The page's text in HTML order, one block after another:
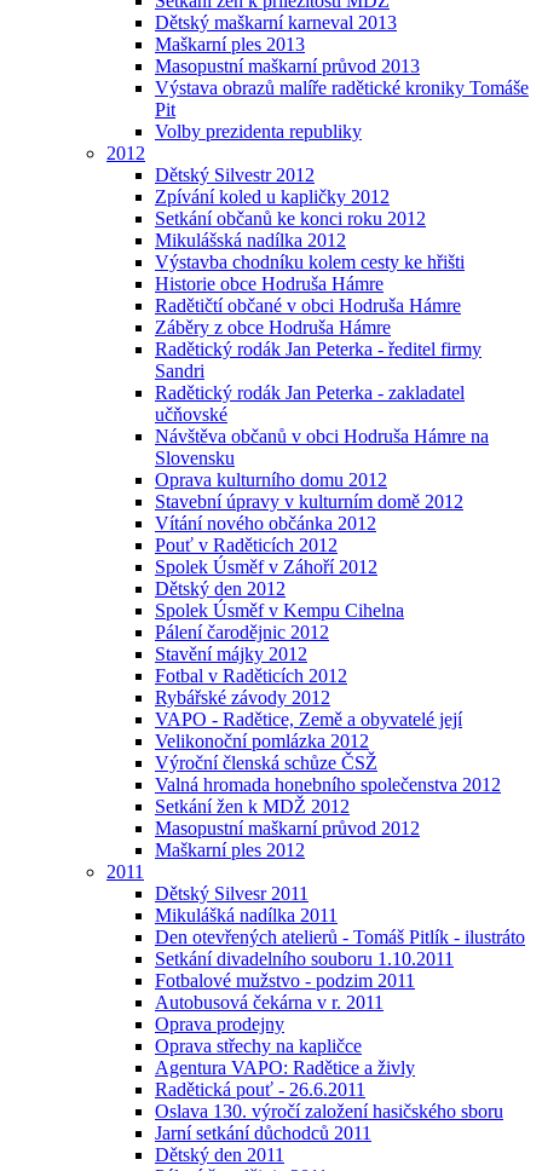
Dětský maškarní karneval 2013
Maškarní ples 2013
Masopustní maškarní průvod 2013
Výstava obrazů malíře radětické kroniky Tomáše
Pit
Volby prezidenta republiky
2012
Dětský Silvestr 2012
Zpívání koled u kapličky 2012
Setkání občanů ke konci roku 2012
Mikulášská nadílka 2012
Výstavba chodníku kolem cesty ke hřišti
Historie obce Hodruša Hámre
Radětičtí občané v obci Hodruša Hámre
Záběry z obce Hodruša Hámre
Radětický rodák Jan Peterka - ředitel firmy
Sandri
Radětický rodák Jan Peterka - zakladatel
učňovské
Návštěva občanů v obci Hodruša Hámre na
Slovensku
Oprava kulturního domu 2012
Stavební úpravy v kulturním domě 2012
Vítání nového občánka 2012
Pouť v Raděticích 2012
Spolek Úsměf v Záhoří 2012
Dětský den 2012
Spolek Úsměf v Kempu Cihelna
Pálení čarodějnic 2012
Stavění májky 2012
Fotbal v Raděticích 2012
Rybářské závody 2012
VAPO - Radětice, Země a obyvatelé její
Velikonoční pomlázka 2012
Výroční členská schůze ČSŽ
Valná hromada honebního společenstva 2012
Setkání žen k MDŽ 2012
Masopustní maškarní průvod 2012
Maškarní ples 2012
2011
Dětský Silvesr 2011
Mikulášká nadílka 2011
Den otevřených atelierů - Tomáš Pitlík - ilustráto
Setkání divadelního souboru 1.10.2011
Fotbalové mužstvo - podzim 2011
Autobusová čekárna v r. 2011
Oprava prodejny
Oprava střechy na kapličce
Agentura VAPO: Radětice a živly
Radětická pouť - 26.6.2011
Oslava 130. výročí založení hasičského sboru
Jarní setkání důchodců 2011
Dětský den 2011